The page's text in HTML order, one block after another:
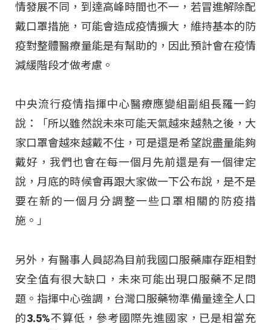
情發展不同，到達高峰時間也不一，若冒進解除配
戴口罩措施，可能會造成疫情擴大，維持基本的防
疫對整體醫療量能是有幫助的，因此預計會在疫情
減緩階段才做考慮。
中央流行疫情指揮中心醫療應變組副組長羅一鈞
說：「所以雖然說未來可能天氣越來越熱之後，大
家口罩會越來越戴不住，可是還是希望說盡量能夠
戴好，我們也會在每一個月先前還是有一個律定
說，月底的時候會再跟大家做一下公布說，是不是
要在新的一個月分調整一些口罩相關的防疫措
施。」
另外，有醫事人員認為目前我國口服藥庫存距相對
安全值有很大缺口，未來可能出現口服藥不足問
題。指揮中心強調，台灣口服藥物準備量達全人口
的3.5%不算低，參考國際先進國家，已是相當充